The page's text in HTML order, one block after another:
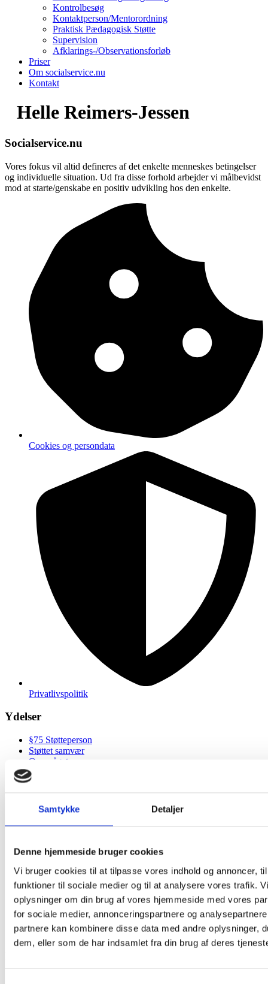
Samtykke Detaljer
Denne hjemmeside bruger cookies
Vi bruger cookies til at tilpasse vores indhold og annoncer,
funktioner til sociale medier og til at analysere vores trafik.
oplysninger om din brug af vores hjemmeside med vores
for sociale medier, annonceringspartnere og
partnere kan kombinere disse data med andre oplysninger,
dem, eller som de har indsamlet fra din brug af deres
Kontrolbesøg
Kontaktperson/Mentorordning
Praktisk Pædagogisk Støtte
Supervision
Afklarings-/Observationsforløb
Priser
Om socialservice.nu
Kontakt
Helle Reimers-Jessen
Socialservice.nu
Vores fokus vil altid defineres af det enkelte menneskes betingelser
og individuelle situation. Ud fra disse forhold arbejder vi målbevidst
mod at starte/genskabe en positiv udvikling hos den enkelte.
Cookies og persondata
Privatlivspolitik
Ydelser
§75 Støtteperson
Støttet samvær
Overvåget samvær
Familiebehandling/-rådgivning
Kontrolbesøg
Praktisk Pædagogisk Støtte
Supervision
Afklarings-/Observationsforløb
§75 Støtteperson
Støttet samvær
Overvåget samvær
Familiebehandling/-rådgivning
Kontrolbesøg
Kontaktperson/Mentorordning
Praktisk Pædagogisk Støtte
Afklarings-/Observationsforløb